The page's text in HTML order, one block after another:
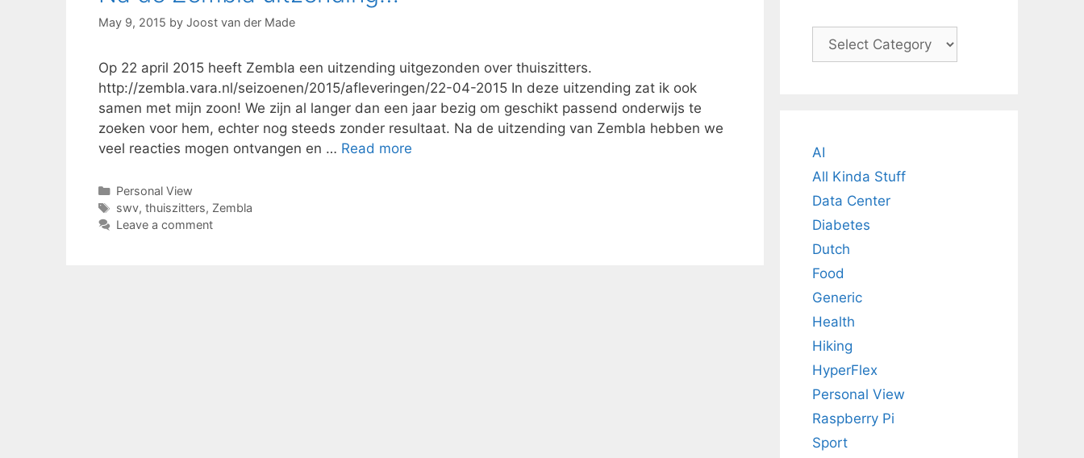
May 9, 2015 by Joost van der Made
Op 22 april 2015 heeft Zembla een uitzending uitgezonden over thuiszitters.
http://zembla.vara.nl/seizoenen/2015/afleveringen/22-04-2015 In deze uitzending zat ik ook
samen met mijn zoon! We zijn al langer dan een jaar bezig om geschikt passend onderwijs te
zoeken voor hem, echter nog steeds zonder resultaat. Na de uitzending van Zembla hebben we
veel reacties mogen ontvangen en … Read more
Categories
Personal View
Tags
swv, thuiszitters, Zembla
Leave a comment
Categories
AI
All Kinda Stuff
Data Center
Diabetes
Dutch
Food
Generic
Health
Hiking
HyperFlex
Personal View
Raspberry Pi
Sport